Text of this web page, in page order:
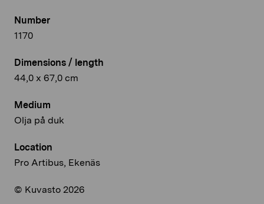
Number
1170
Dimensions / length
44,0 x 67,0 cm
Medium
Olja på duk
Location
Pro Artibus, Ekenäs
© Kuvasto 2026